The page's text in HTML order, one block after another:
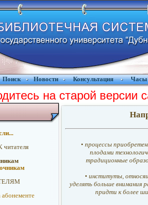
Поиск Новости Консультация Часы
на старой версии
абонементе
• процессы
плодами
традиционные
• институты,
уделять больше внимания
придти к более